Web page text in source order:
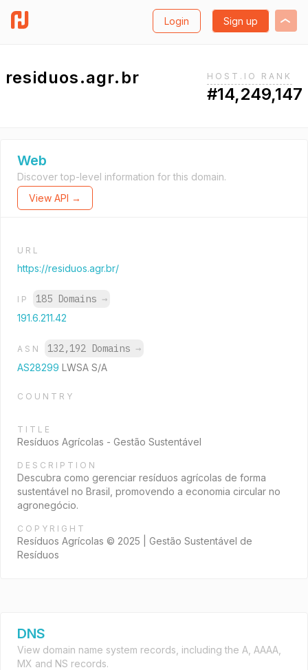
Login Sign up
residuos.agr.br HOST.IO RANK
#14,249,147
Web
Discover top-level information for this domain.
View API →
URL
https://residuos.agr.br/
IP 185 Domains →
191.6.211.42
ASN 132,192 Domains →
AS28299 LWSA S/A
COUNTRY
TITLE
Resíduos Agrícolas - Gestão Sustentável
DESCRIPTION
Descubra como gerenciar resíduos agrícolas de forma
sustentável no Brasil, promovendo a economia circular no
agronegócio.
COPYRIGHT
Resíduos Agrícolas © 2025 | Gestão Sustentável de
Resíduos
DNS
View domain name system records, including the A, AAAA,
MX and NS records.